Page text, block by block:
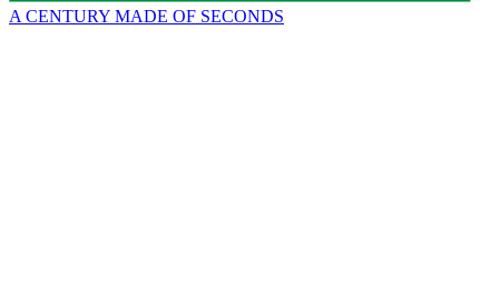
A CENTURY MADE OF SECONDS